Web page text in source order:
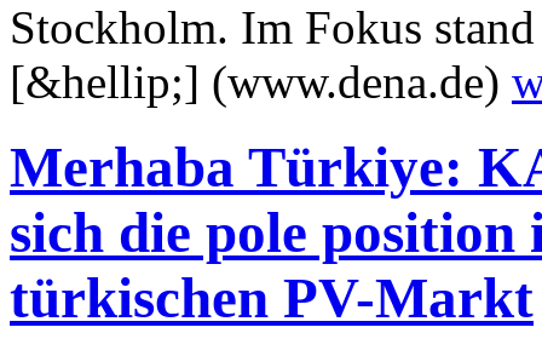
Stockholm. Im Fokus
[&hellip;] (www.dena.de)
Merhaba Türkiye:
sich die pole position
türkischen PV-Markt